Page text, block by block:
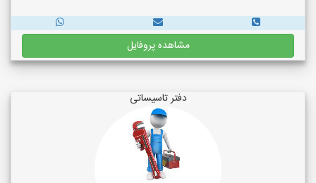
مشاهده پروفایل
دفتر تاسیساتی